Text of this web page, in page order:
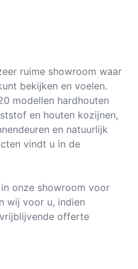
ruime showroom waar
bekijken en voelen.
modellen hardhouten
en houten kozijnen,
en natuurlijk
vindt u in de
onze showroom voor
wij voor u, indien
offerte